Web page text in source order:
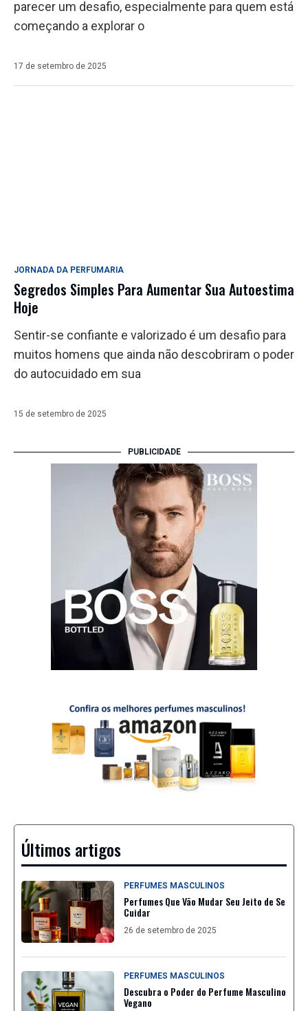
parecer um desafio, especialmente para quem está
começando a explorar o
17 de setembro de 2025
JORNADA DA PERFUMARIA
Segredos Simples Para Aumentar Sua Autoestima
Hoje
Sentir-se confiante e valorizado é um desafio para
muitos homens que ainda não descobriram o poder
do autocuidado em sua
15 de setembro de 2025
PUBLICIDADE
Últimos artigos
PERFUMES MASCULINOS
Perfumes Que Vão Mudar Seu Jeito de Se
Cuidar
26 de setembro de 2025
PERFUMES MASCULINOS
Descubra o Poder do Perfume Masculino
Vegano